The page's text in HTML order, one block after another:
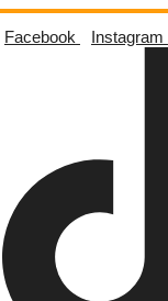
Facebook Instagram